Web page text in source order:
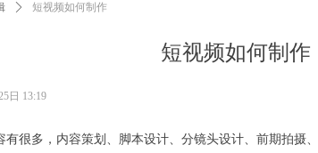
短视频如何制作
有很多，内容策划、脚本设计、分镜头设计、前期拍摄、
日 13:19
ꄲ 短视频如何制作